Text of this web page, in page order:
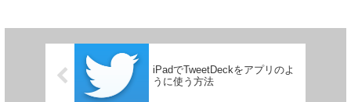
iPadでTweetDeckをアプリのよ
うに使う方法